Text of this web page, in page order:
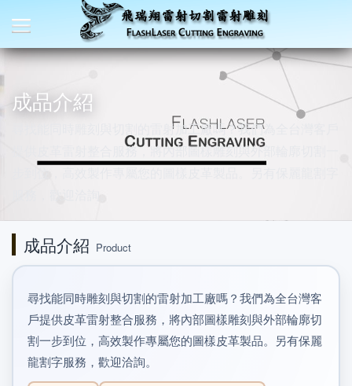
成品介紹
尋找能同時雕刻與切割的雷射加工廠嗎？我們為全台灣客戶
提供皮革雷射整合服務，將內部圖樣雕刻與外部輪廓切割一
成品介紹 Product
尋找能同時雕刻與切割的雷射加工廠嗎？我們為全台灣客
戶提供皮革雷射整合服務，將內部圖樣雕刻與外部輪廓切
割一步到位，高效製作專屬您的圖樣皮革製品。另有保麗
龍割字服務，歡迎洽詢。